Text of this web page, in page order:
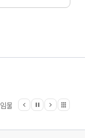
물관리위원회
이전
정지
다음 관련기관 전체보기